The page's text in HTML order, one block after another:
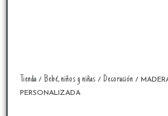
Tienda / Bebé, niños y niñas / Decoración /
PERSONALIZADA